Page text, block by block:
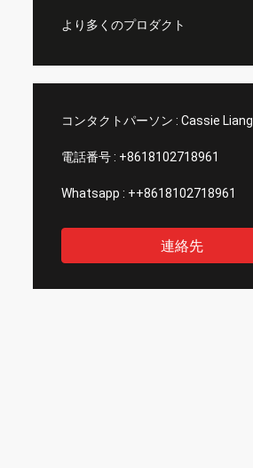
より多くのプロダクト
コンタクトパーソン : Cassie Liang
電話番号 : +8618102718961
Whatsapp : ++8618102718961
連絡先